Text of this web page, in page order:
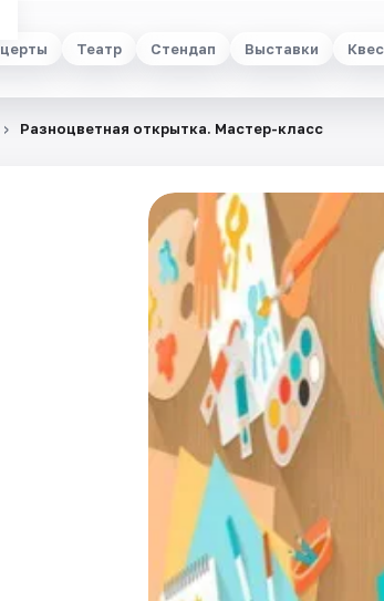
Театр Стендап Выставки
Разноцветная открытка. Мастер-класс